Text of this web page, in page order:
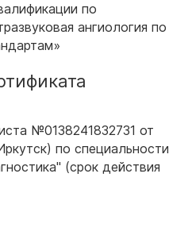
по
ангиология по
№0138241832731 от
по специальности
(срок действия